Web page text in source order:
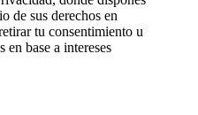
de sus derechos en
tu consentimiento u
en base a intereses